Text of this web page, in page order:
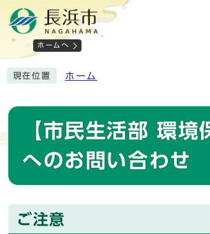
ホームへ
現在位置 ホーム
【市民生活部 環境
へのお問い合わせ
ご注意